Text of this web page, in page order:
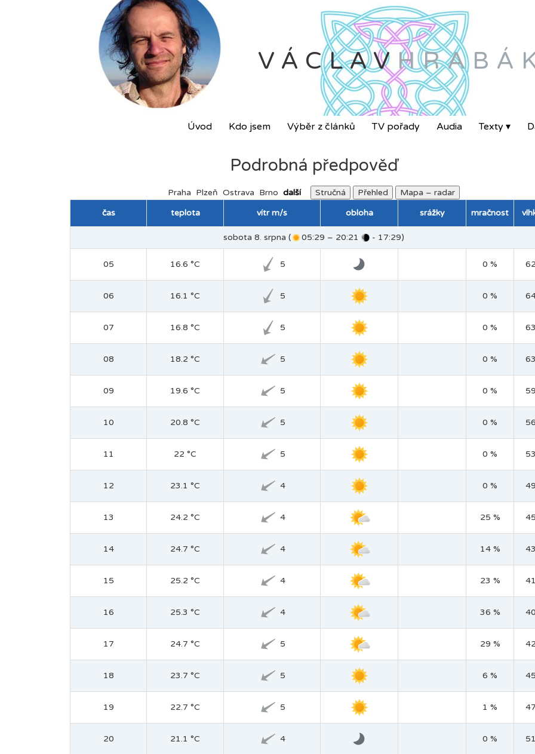
VÁCLAV
Úvod Kdo jsem Výběr z článků TV pořady Audia Texty ▾
Podrobná předpověď
Praha Plzeň Ostrava Brno další Stručná Přehled
Mapa – radar
čas
teplota vítr m/s obloha srážky mračnost
sobota 8. srpna ( 05:29 – 20:21 - 17:29)
05 16.6 °C 5 0 %
06 16.1 °C 5 0 %
07 16.8 °C 5 0 %
08 18.2 °C 5 0 %
09 19.6 °C 5 0 %
10 20.8 °C 5 0 %
11 22 °C 5 0 %
12 23.1 °C 4 0 %
13 24.2 °C 4 25 %
14 24.7 °C 4 14 %
15 25.2 °C 4 23 %
16 25.3 °C 4 36 %
17 24.7 °C 5 29 %
18 23.7 °C 5 6 %
19 22.7 °C 5 1 %
20 21.1 °C 4 0 %